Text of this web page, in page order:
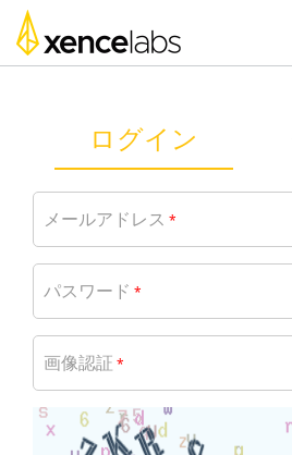
ログイン
メールアドレス *
パスワード *
画像認証 *